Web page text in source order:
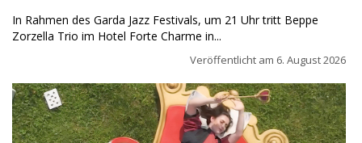
In Rahmen des Garda Jazz Festivals, um 21 Uhr tritt Beppe
Zorzella Trio im Hotel Forte Charme in...
Veröffentlicht am 6. August 2026